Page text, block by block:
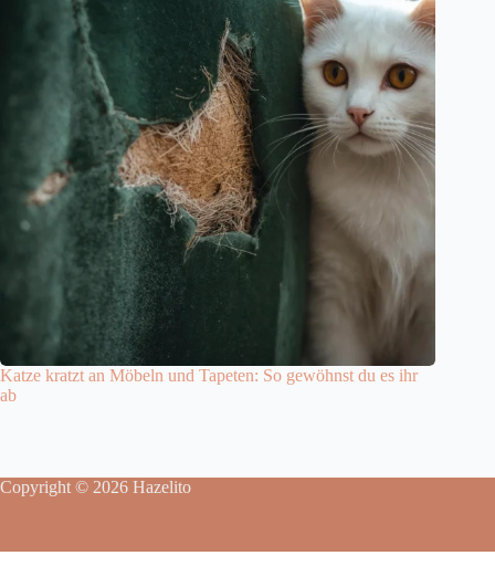
Katze kratzt an Möbeln und Tapeten: So gewöhnst du es ihr
ab
Copyright © 2026 Hazelito